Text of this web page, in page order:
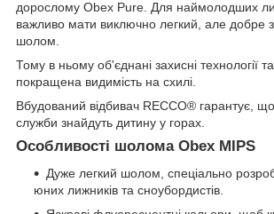
дорослому Obex Pure. Для наймолодших
важливо мати виключно легкий, але добре
шолом.
Тому в ньому об'єднані захисні технології
покращена видимість на схилі.
Вбудований відбивач RECCO® гарантує,
служби знайдуть дитину у горах.
Особливості шолома Obex MIPS
Дуже легкий шолом, спеціально
юних лижників та сноубордистів.